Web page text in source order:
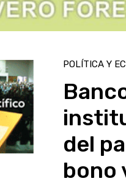
POLÍTICA Y
del
bono